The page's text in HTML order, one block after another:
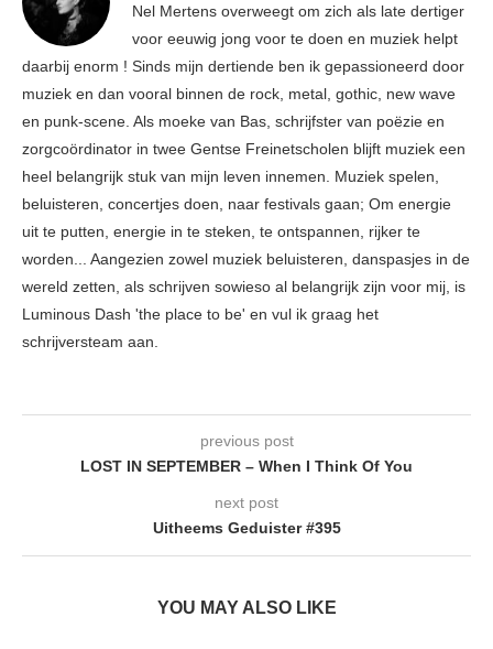
Nel Mertens overweegt om zich als late dertiger
voor eeuwig jong voor te doen en muziek helpt
daarbij enorm ! Sinds mijn dertiende ben ik gepassioneerd door
muziek en dan vooral binnen de rock, metal, gothic, new wave
en punk-scene. Als moeke van Bas, schrijfster van poëzie en
zorgcoördinator in twee Gentse Freinetscholen blijft muziek een
heel belangrijk stuk van mijn leven innemen. Muziek spelen,
beluisteren, concertjes doen, naar festivals gaan; Om energie
uit te putten, energie in te steken, te ontspannen, rijker te
worden... Aangezien zowel muziek beluisteren, danspasjes in de
wereld zetten, als schrijven sowieso al belangrijk zijn voor mij, is
Luminous Dash 'the place to be' en vul ik graag het
schrijversteam aan.
previous post
LOST IN SEPTEMBER – When I Think Of You
next post
Uitheems Geduister #395
YOU MAY ALSO LIKE